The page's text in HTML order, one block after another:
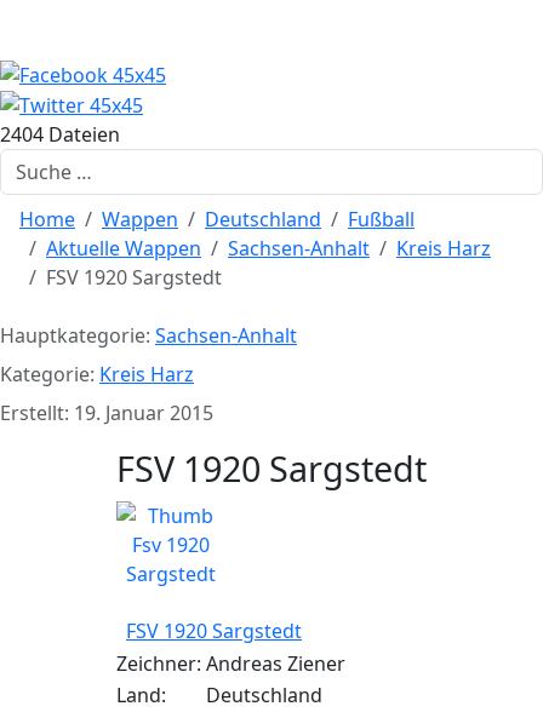
2404 Dateien
Suchen
Home Wappen Deutschland
Fußball
Aktuelle Wappen
Sachsen-Anhalt
Kreis Harz
FSV 1920 Sargstedt
Hauptkategorie: Sachsen-Anhalt
Kategorie: Kreis Harz
Erstellt: 19. Januar 2015
FSV 1920 Sargstedt
FSV 1920 Sargstedt
Zeichner: Andreas Ziener
Land:
Deutschland